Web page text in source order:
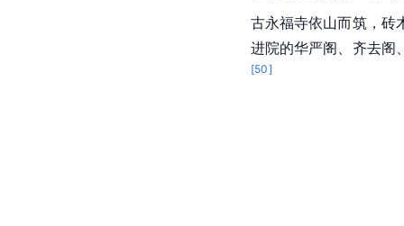
古永福寺依山而筑，砖
进院的华严阁、齐去阁
[50]